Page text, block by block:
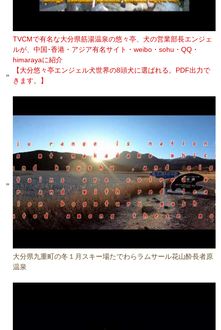
TVCMで有名な大分県筋湯温泉の悠々亭、犬の営業部長エンジェ
ルが、中国･香港・アジア有名サイト・weibo・sohu・QQ・
himarayaに紹介
【大分悠々亭エンジェル犬世界の8頭犬に選ばれる。PDF出力で
きます。】
大分県九重町の冬１月スキー場たでわらラムサール花山酔長者原
温泉